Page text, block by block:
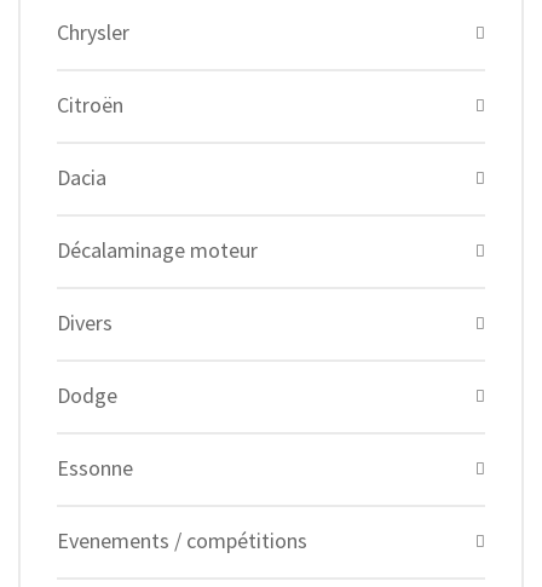
Chrysler
Citroën
Dacia
Décalaminage moteur
Divers
Dodge
Essonne
Evenements / compétitions